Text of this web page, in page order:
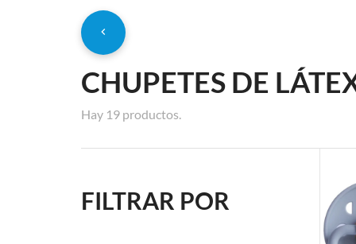
CHUPETES DE
Hay 19 productos.
FILTRAR POR